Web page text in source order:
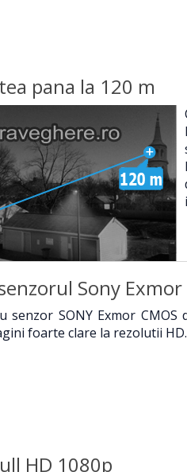
pana la 120 m
Sony Exmor
senzor SONY Exmor CMOS
foarte clare la rezolutii HD.
HD 1080p